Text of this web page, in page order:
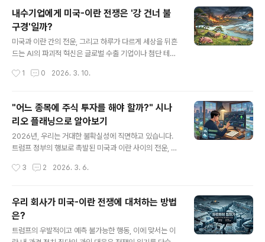
내수기업에게 미국-이란 전쟁은 '강 건너 불
구경'일까?
미국과 이란 간의 전운, 그리고 하루가 다르게 세상을 뒤흔
드는 AI의 파괴적 혁신은 글로벌 수출 기업이나 첨단 테크
고 글로벌 거시경제의 파도에 직접적으로 노출된 우리나라
은 생존을 위협하는 치명적인 변수입니다.내수 시장이라는
울타리 안에서 '우물 안 개구리'처럼 과거의 경험에 의존한
근시안적인 대응 전략만 고집해서는 '당연히' 살아남을 수
없습니다. 복잡하게 얽힌 거대한 불확실성의 흐름을 읽어
내야 하는데요, 한 치 앞을 내다보기 힘든 불확실성의 시대
가 바로 시나리오 플래닝입니다.국내 축산 및 식품가공(양
1 0 2026. 3. 10.
"어느 종목에 주식 투자를 해야 할까?" 시나
리오 플래닝으로 알아보기
2026년, 우리는 거대한 불확실성에 직면하고 있습니다.
트럼프 정부의 행보로 촉발된 미국과 이란 사이의 전운, 파
지구온난화에 따른 환경 규제 강화라는 변수들은 글로벌
고 있죠.작년부터 시작된 우리나라 주식시장의 상승 랠리
로 개인들의 투자 열기가 매우 높은데요, 자칫 열정이 앞서
면 정답을 맞히려는 ‘예측’에 매몰될 수 있습니다. "모든 예
측은 틀린다. 이 말은 진리다"라는 말을 떠올린다면 시나리
3 2 2026. 3. 6.
우리 회사가 미국-이란 전쟁에 대처하는 방법
은?
트럼프의 우발적이고 예측 불가능한 행동, 이에 맞서는 이